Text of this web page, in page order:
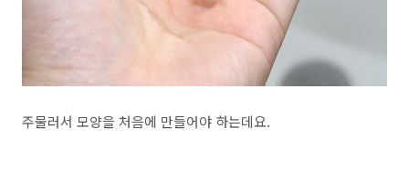
주물러서 모양을 처음에 만들어야 하는데요.